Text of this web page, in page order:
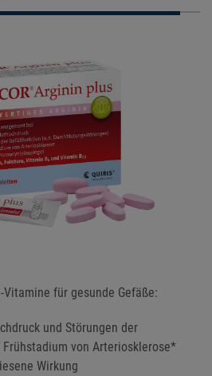
für gesunde Gefäße:
und Störungen der
von Arteriosklerose*
Wirkung